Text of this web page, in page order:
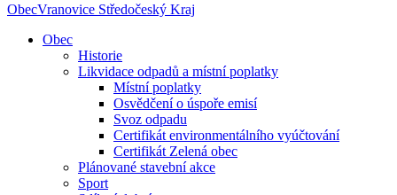
ObecVranovice Středočeský Kraj
Obec
Historie
Likvidace odpadů a místní poplatky
Místní poplatky
Osvědčení o úspoře emisí
Svoz odpadu
Certifikát environmentálního vyúčtování
Certifikát Zelená obec
Plánované stavební akce
Sport